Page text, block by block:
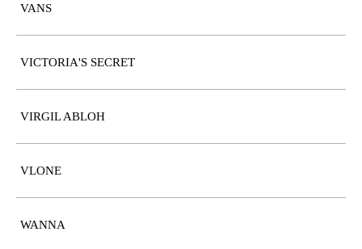
VANS
VICTORIA'S SECRET
VIRGIL ABLOH
VLONE
WANNA